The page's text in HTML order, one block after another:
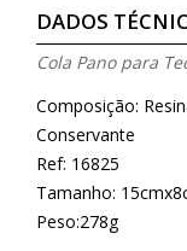
DADOS
Cola Pano para
Composição:
Conservante
Ref: 16825
Tamanho:
Peso:278g